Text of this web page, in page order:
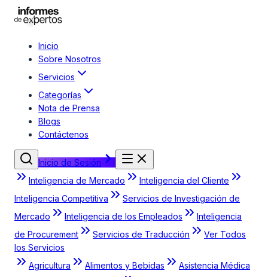
Inicio
Sobre Nosotros
Servicios
Categorías
Nota de Prensa
Blogs
Contáctenos
Inicio de Sesión
Inteligencia de Mercado
Inteligencia del Cliente
Inteligencia Competitiva
Servicios de Investigación de
Mercado
Inteligencia de los Empleados
Inteligencia
de Procurement
Servicios de Traducción
Ver Todos
los Servicios
Agricultura
Alimentos y Bebidas
Asistencia Médica